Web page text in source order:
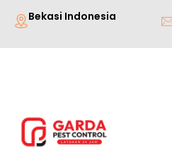
Lewati
konten
Bekasi Indonesia